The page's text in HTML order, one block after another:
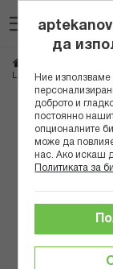
към
съдържанието
LIP SMACKER БАЛСАМ
Преминете
края
да
Ние използваме
доброто и
постоянно
опционалните
може да
нас. Ако искаш
Политиката за